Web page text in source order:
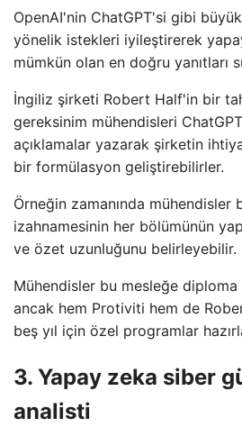
OpenAI'nin ChatGPT'si gibi
yönelik istekleri iyileştirerek
mümkün olan en doğru yanıtları
İngiliz şirketi Robert Half'in bir
gereksinim mühendisleri
açıklamalar yazarak şirketin
bir formülasyon geliştirebilirler.
Örneğin zamanında mühendisler
izahnamesinin her bölümünün
ve özet uzunluğunu belirleyebilir.
Mühendisler bu mesleğe
ancak hem Protiviti hem de
beş yıl için özel programlar
3. Yapay zeka siber
analisti